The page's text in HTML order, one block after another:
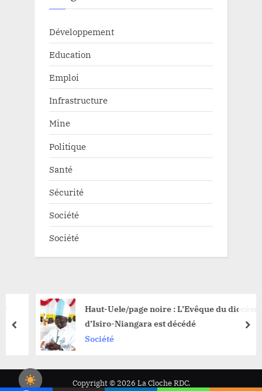
Développement
Education
Emploi
Infrastructure
Mine
Politique
Santé
Sécurité
Société
Société
Haut-Uele/page noire : L’Evêque du diocèse
d’Isiro-Niangara est décédé
Société
prev
Copyright © 2026 La Cloche RDC.